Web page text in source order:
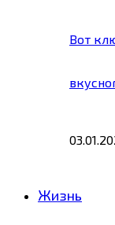
Вот
Жизнь